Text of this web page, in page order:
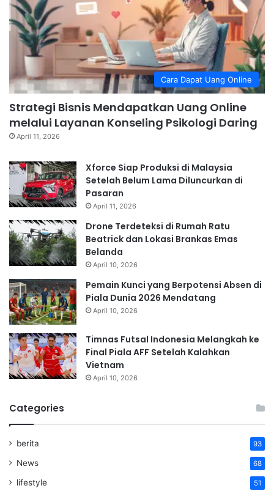
Cara Dapat Uang Online
Strategi Bisnis Mendapatkan Uang Online
melalui Layanan Konseling Psikologi Daring
April 11, 2026
Xforce Siap Produksi di Malaysia
Setelah Belum Lama Diluncurkan di
Pasaran
April 11, 2026
Drone Terdeteksi di Rumah Ratu
Beatrick dan Lokasi Brankas Emas
Belanda
April 10, 2026
Pemain Kunci yang Berpotensi Absen di
Piala Dunia 2026 Mendatang
April 10, 2026
Timnas Futsal Indonesia Melangkah ke
Final Piala AFF Setelah Kalahkan
Vietnam
April 10, 2026
Categories
berita 93
News 68
lifestyle 51